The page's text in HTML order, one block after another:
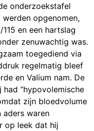
onderzoekstafel
opgenomen,
en een hartslag
zenuwachtig was.
toegediend via
regelmatig bleef
en Valium nam. De
“hypovolemische
zijn bloedvolume
aders waren
op leek dat hij